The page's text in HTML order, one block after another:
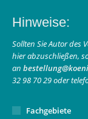
opens
in
new
window
opens
in
new
window
page
opens
in
new
window
Hinweise:
Sollten Sie Autor des
hier abzuschließen,
an
32 98 70 29 oder
Fachgebiete